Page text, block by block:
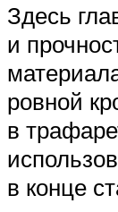
Здесь
и
ровной
в
в конце